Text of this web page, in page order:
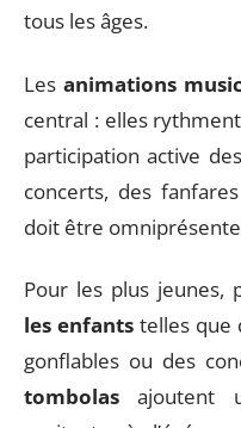
tous les âges.
Les animations
central : elles
participation active
concerts, des
doit être
Pour les plus jeunes,
les enfants telles que
gonflables ou des
tombolas ajoutent